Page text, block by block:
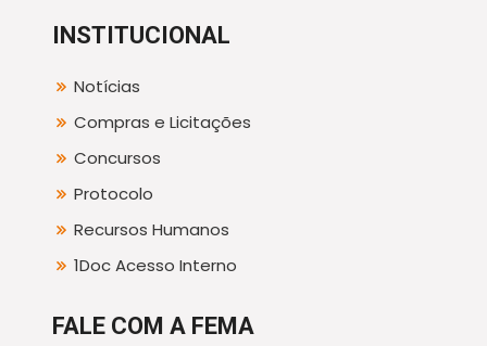
INSTITUCIONAL
Notícias
Compras e Licitações
Concursos
Protocolo
Recursos Humanos
1Doc Acesso Interno
FALE COM A FEMA